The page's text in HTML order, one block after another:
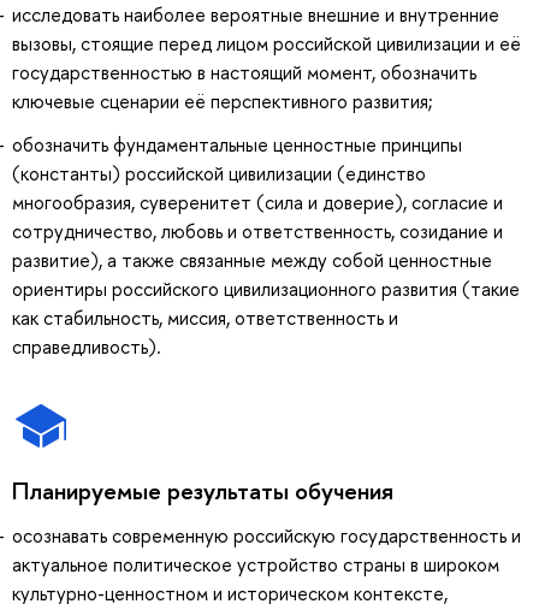
исследовать наиболее вероятные внешние и внутренние
вызовы, стоящие перед лицом российской цивилизации и её
государственностью в настоящий момент, обозначить
ключевые сценарии её перспективного развития;
обозначить фундаментальные ценностные принципы
(константы) российской цивилизации (единство
многообразия, суверенитет (сила и доверие), согласие и
сотрудничество, любовь и ответственность, созидание и
развитие), а также связанные между собой ценностные
ориентиры российского цивилизационного развития (такие
как стабильность, миссия, ответственность и
справедливость).
Планируемые результаты обучения
осознавать современную российскую государственность и
актуальное политическое устройство страны в широком
культурно-ценностном и историческом контексте,